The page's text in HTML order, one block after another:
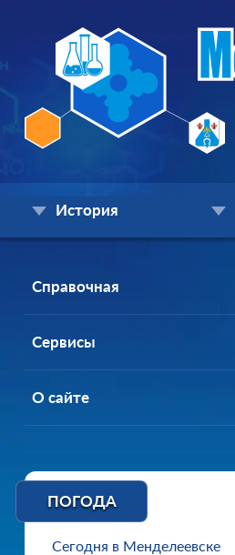
История
Справочная
Сервисы
О сайте
ПОГОДА
Сегодня в Менделеевске